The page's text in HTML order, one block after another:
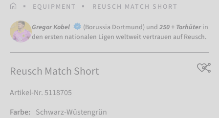
STARTSEITEEQUIPMENT REUSCH MATCH SHORT
Gregor Kobel (Borussia Dortmund) und 250 + Torhüter in
den ersten nationalen Ligen weltweit vertrauen auf Reusch.
Reusch Match Short
Artikel-Nr. 5118705
Farbe: Schwarz-Wüstengrün